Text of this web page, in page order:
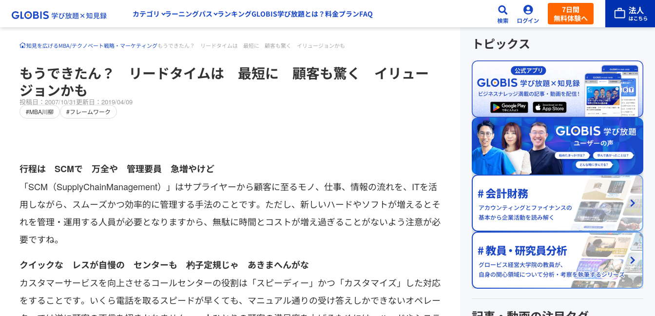
カテゴリ ラーニングパス ランキングGLOBIS学び放題とは？料金プランFAQ
7日間
無料体験へ
知見を広げるMBA/テクノベート戦略・マーケティングもうできたん？ リードタイムは 最短に 顧客も驚く イリュージョンかも
もうできたん？ リードタイムは 最短に 顧客も驚く イリュー
ジョンかも
投稿日：2007/10/31更新日：2019/04/09
#MBA川柳 #フレームワーク
行程は SCMで 万全や 管理要員 急増やけど
「SCM（SupplyChainManagement）」はサプライヤーから顧客に至るモノ、仕事、情報の流れを、ITを活
用しながら、スムーズかつ効率的に管理する手法のことです。ただし、新しいハードやソフトが増えるとそ
れを管理・運用する人員が必要となりますから、無駄に時間とコストが増え過ぎることがないよう注意が必
要ですね。
クイックな レスが自慢の センターも 杓子定規じゃ あきまへんがな
カスタマーサービスを向上させるコールセンターの役割は「スピーディー」かつ「カスタマイズ」した対応
をすることです。いくら電話を取るスピードが早くても、マニュアル通りの受け答えしかできないオペレー
トピックス